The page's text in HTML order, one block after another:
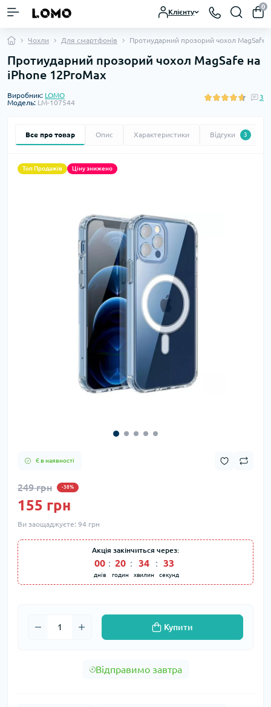
Клієнту
0
Чохли Для смартфонів Протиударний прозорий чохол MagSafe
Протиударний прозорий чохол MagSafe на
iPhone 12ProMax
Виробник: LOMO
Модель: LM-107544
3
Все про товар Опис Характеристики Відгуки 3
Топ Продажів Ціну знижено
Є в наявності
249 грн -38%
155 грн
Ви заощаджуєте: 94 грн
Акція закінчиться через:
00
днів
: 20
годин
: 34
хвилин
: 32
секунд
Купити
Відправимо завтра